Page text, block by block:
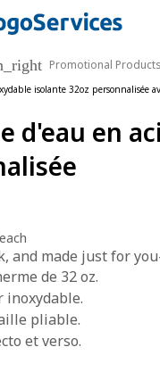
Promotional Products
d'eau en
each
and made just for
de 32 oz.
inoxydable.
pliable.
et verso.